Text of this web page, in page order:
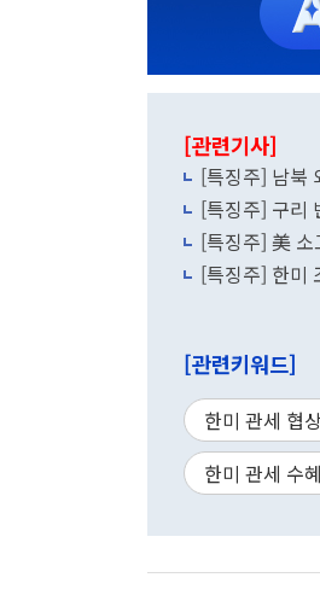
[관련기사]
[특징주] 남북
[특징주] 구리
[특징주] 美
[특징주] 한미
[관련키워드]
한미 관세 협
한미 관세 수